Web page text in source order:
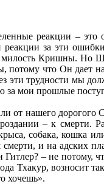
реакции –
реакции за эти
милость Кришны. Но
что Он дает
эти трудности мы
за мои прошлые
от нашего дорогого
– к смерти.
собака, кошка
и на адских
Гитлер? – не потому,
Тхакур, возносит
хочешь».